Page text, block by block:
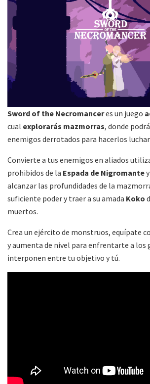
Sword of the Necromanceres un juego
cual explorarás mazmorras, donde
enemigos derrotados para hacerlos
Convierte a tus enemigos en aliados
prohibidos de la Espada de Nigromante
alcanzar las profundidades de la
suficiente poder y traer a su amada Koko
muertos.
Crea un ejército de monstruos, equípate
y aumenta de nivel para enfrentarte a los
interponen entre tu objetivo y tú.